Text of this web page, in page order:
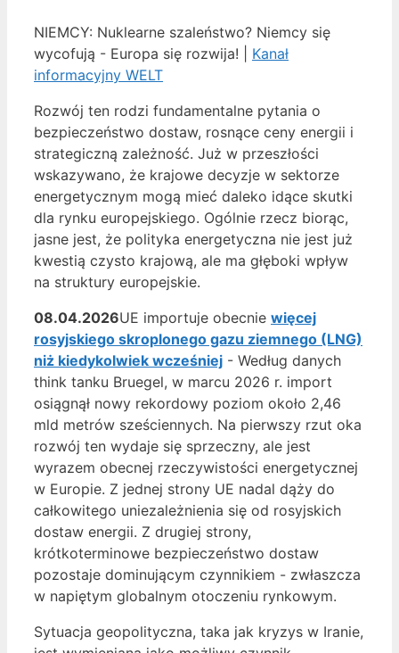
NIEMCY: Nuklearne szaleństwo? Niemcy się
wycofują - Europa się rozwija! | Kanał
informacyjny WELT
Rozwój ten rodzi fundamentalne pytania o
bezpieczeństwo dostaw, rosnące ceny energii i
strategiczną zależność. Już w przeszłości
wskazywano, że krajowe decyzje w sektorze
energetycznym mogą mieć daleko idące skutki
dla rynku europejskiego. Ogólnie rzecz biorąc,
jasne jest, że polityka energetyczna nie jest już
kwestią czysto krajową, ale ma głęboki wpływ
na struktury europejskie.
08.04.2026UE importuje obecnie więcej
rosyjskiego skroplonego gazu ziemnego (LNG)
niż kiedykolwiek wcześniej - Według danych
think tanku Bruegel, w marcu 2026 r. import
osiągnął nowy rekordowy poziom około 2,46
mld metrów sześciennych. Na pierwszy rzut oka
rozwój ten wydaje się sprzeczny, ale jest
wyrazem obecnej rzeczywistości energetycznej
w Europie. Z jednej strony UE nadal dąży do
całkowitego uniezależnienia się od rosyjskich
dostaw energii. Z drugiej strony,
krótkoterminowe bezpieczeństwo dostaw
pozostaje dominującym czynnikiem - zwłaszcza
w napiętym globalnym otoczeniu rynkowym.
Sytuacja geopolityczna, taka jak kryzys w Iranie,